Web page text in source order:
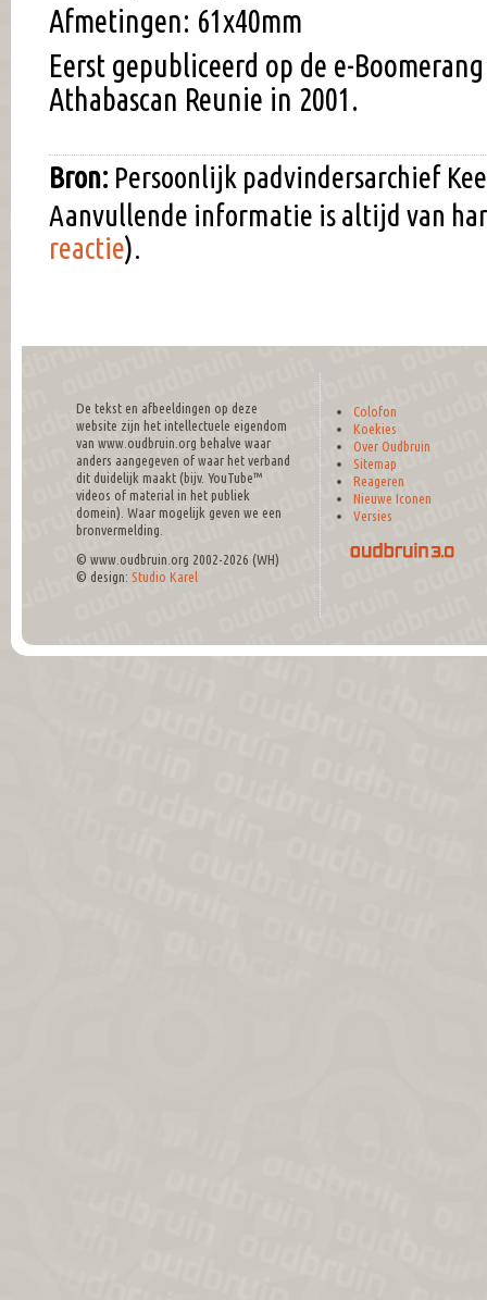
Afmetingen: 61x40mm
Eerst gepubliceerd op de e-
Athabascan Reunie in 2001.
Bron: Persoonlijk padvindersarchief
Aanvullende informatie is altijd van
reactie).
De tekst en afbeeldingen op deze
website zijn het intellectuele eigendom
van www.oudbruin.org behalve waar
anders aangegeven of waar het verband
dit duidelijk maakt (bijv. YouTube™
videos of material in het publiek
domein). Waar mogelijk geven we een
bronvermelding.
© www.oudbruin.org 2002-2026 (WH)
© design: Studio Karel
Colofon
Koekies
Over Oudbruin
Sitemap
Reageren
Nieuwe Iconen
Versies